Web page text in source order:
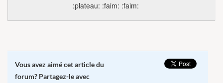
:plateau: :faim: :faim:
Vous avez aimé cet article du
forum? Partagez-le avec